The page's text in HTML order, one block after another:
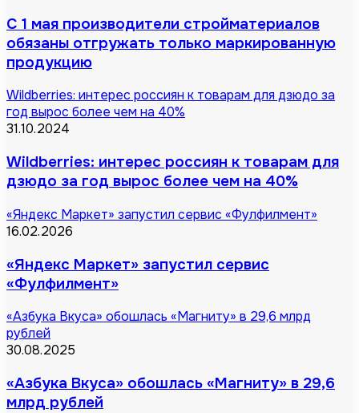
С 1 мая производители стройматериалов
обязаны отгружать только маркированную
продукцию
Wildberries: интерес россиян к товарам для дзюдо за
год вырос более чем на 40%
31.10.2024
Wildberries: интерес россиян к товарам для
дзюдо за год вырос более чем на 40%
«Яндекс Маркет» запустил сервис «Фулфилмент»
16.02.2026
«Яндекс Маркет» запустил сервис
«Фулфилмент»
«Азбука Вкуса» обошлась «Магниту» в 29,6 млрд
рублей
30.08.2025
«Азбука Вкуса» обошлась «Магниту» в 29,6
млрд рублей